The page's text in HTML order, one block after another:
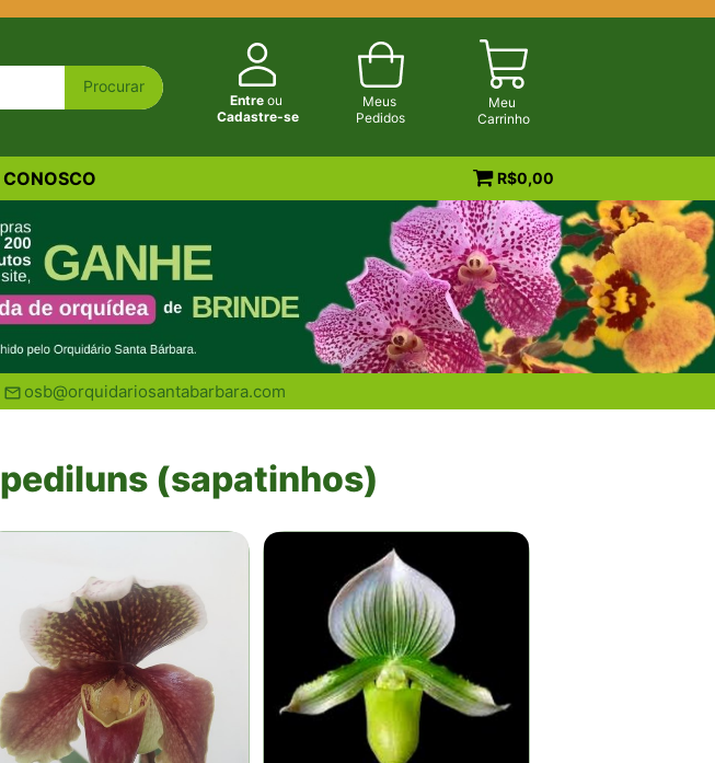
Entreou
Cadastre-se
Meus
Pedidos
Meu
Carrinho
CONOSCO R$0,00
osb@orquidariosantabarbara.com
(sapatinhos)